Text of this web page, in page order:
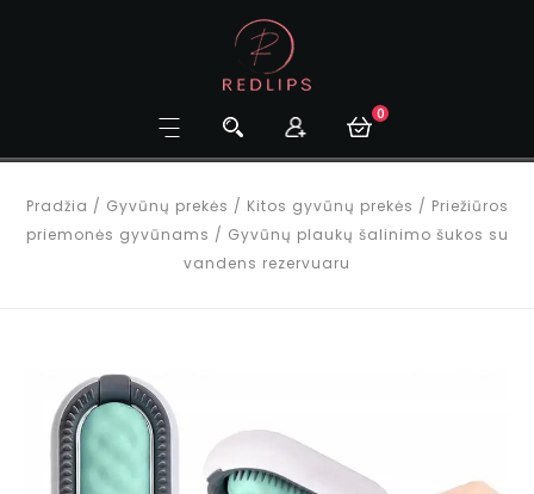
0
Pradžia / Gyvūnų prekės / Kitos gyvūnų prekės / Priežiūros
priemonės gyvūnams / Gyvūnų plaukų šalinimo šukos su
vandens rezervuaru